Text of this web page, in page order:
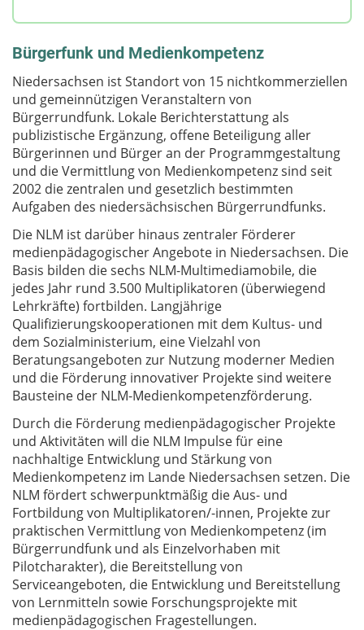
Bürgerfunk und Medienkompetenz
Niedersachsen ist Standort von 15 nichtkommerziellen
und gemeinnützigen Veranstaltern von
Bürgerrundfunk. Lokale Berichterstattung als
publizistische Ergänzung, offene Beteiligung aller
Bürgerinnen und Bürger an der Programmgestaltung
und die Vermittlung von Medienkompetenz sind seit
2002 die zentralen und gesetzlich bestimmten
Aufgaben des niedersächsischen Bürgerrundfunks.
Die NLM ist darüber hinaus zentraler Förderer
medienpädagogischer Angebote in Niedersachsen. Die
Basis bilden die sechs NLM-Multimediamobile, die
jedes Jahr rund 3.500 Multiplikatoren (überwiegend
Lehrkräfte) fortbilden. Langjährige
Qualifizierungskooperationen mit dem Kultus- und
dem Sozialministerium, eine Vielzahl von
Beratungsangeboten zur Nutzung moderner Medien
und die Förderung innovativer Projekte sind weitere
Bausteine der NLM-Medienkompetenzförderung.
Durch die Förderung medienpädagogischer Projekte
und Aktivitäten will die NLM Impulse für eine
nachhaltige Entwicklung und Stärkung von
Medienkompetenz im Lande Niedersachsen setzen. Die
NLM fördert schwerpunktmäßig die Aus- und
Fortbildung von Multiplikatoren/-innen, Projekte zur
praktischen Vermittlung von Medienkompetenz (im
Bürgerrundfunk und als Einzelvorhaben mit
Pilotcharakter), die Bereitstellung von
Serviceangeboten, die Entwicklung und Bereitstellung
von Lernmitteln sowie Forschungsprojekte mit
medienpädagogischen Fragestellungen.